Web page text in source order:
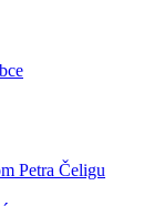
Petra Čeligu